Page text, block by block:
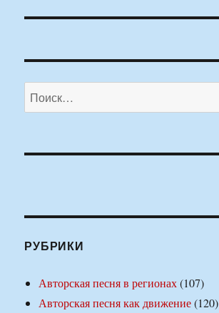
Искать:
РУБРИКИ
Авторская песня в регионах(107)
Авторская песня как движение(120)